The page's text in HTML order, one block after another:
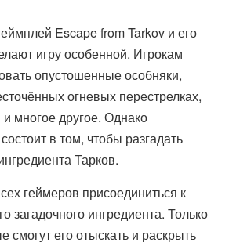
Escape from Tarkov и его
игру особенной. Игрокам
опустошенные особняки,
огневых перестрелках,
многое другое. Однако
в том, чтобы разгадать
Тарков.
геймеров присоединиться к
загадочного ингредиента. Только
его отыскать и раскрыть